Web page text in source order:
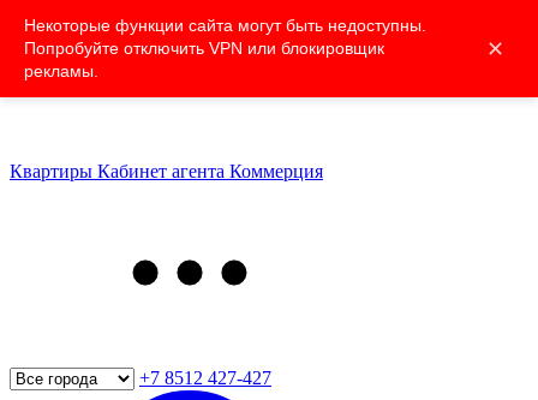
Некоторые функции сайта могут быть недоступны.
Попробуйте отключить VPN или блокировщик
рекламы.
✕
Квартиры Кабинет агента Коммерция
+7 8512 427-427